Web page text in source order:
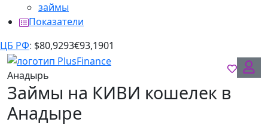
займы
Показатели
ЦБ РФ: $80,9293€93,1901
Анадырь
Займы на КИВИ кошелек в
Анадыре